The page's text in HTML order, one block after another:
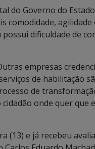
do Governo do
comodidade, agilidade
dificuldade de
empresas
de habilitação
de
onde quer que
(13) e já recebeu